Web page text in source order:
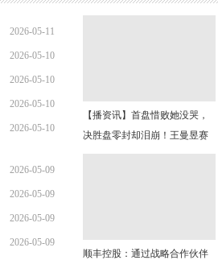
2026-05-11
06:38:47
2026-05-10
21:59:17
2026-05-10
16:06:51
2026-05-10
09:27:19
2026-05-10
2026-05-09
18:27:55
2026-05-09
14:12:08
2026-05-09
10:26:04
2026-05-09
【播资讯】首盘惜败她没哭，
决胜盘零封却泪崩！王曼昱赛
后1句话让人破防
顺丰控股：通过战略合作伙伴